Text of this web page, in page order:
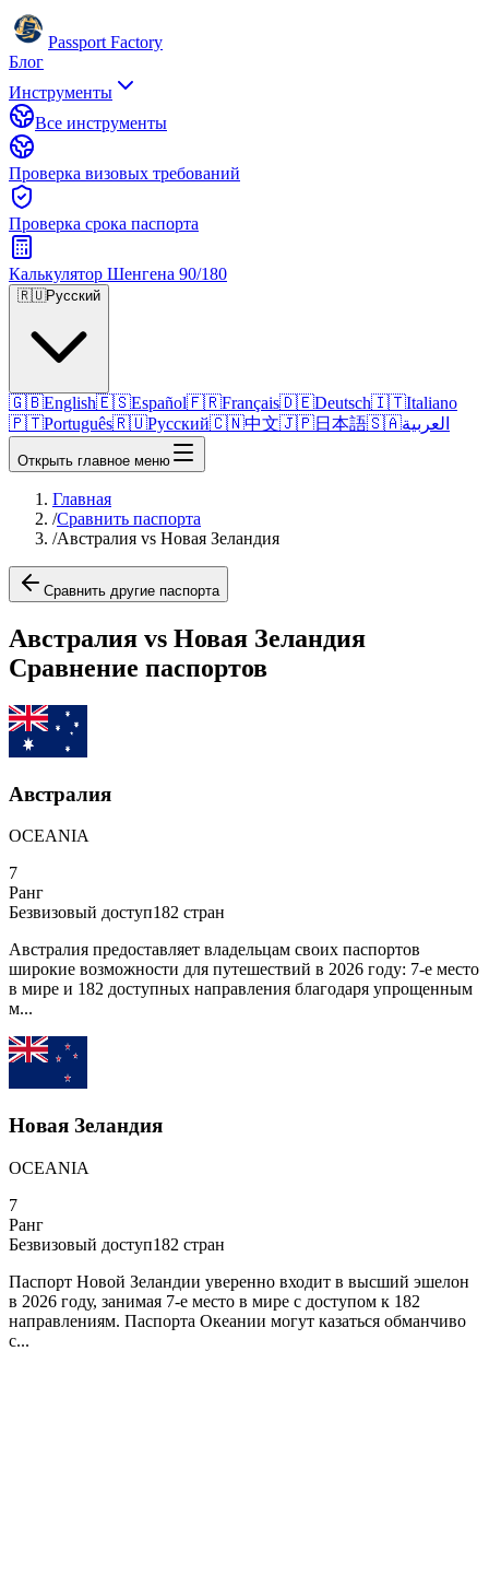
Passport Factory
Блог
Инструменты
Все инструменты
Проверка визовых требований
Проверка срока паспорта
Калькулятор Шенгена 90/180
🇷🇺Русский
🇬🇧English🇪🇸Español🇫🇷Français🇩🇪Deutsch🇮🇹Italiano
🇵🇹Português🇷🇺Русский🇨🇳中文🇯🇵日本語🇸🇦العربية
Открыть главное меню
Главная
/Сравнить паспорта
/Австралия vs Новая Зеландия
Сравнить другие паспорта
Австралия vs Новая Зеландия
Сравнение паспортов
Австралия
OCEANIA
7
Ранг
Безвизовый доступ182 стран
Австралия предоставляет владельцам своих паспортов
широкие возможности для путешествий в 2026 году: 7-е место
в мире и 182 доступных направления благодаря упрощенным
м...
Новая Зеландия
OCEANIA
7
Ранг
Безвизовый доступ182 стран
Паспорт Новой Зеландии уверенно входит в высший эшелон
в 2026 году, занимая 7-е место в мире с доступом к 182
направлениям. Паспорта Океании могут казаться обманчиво
с...